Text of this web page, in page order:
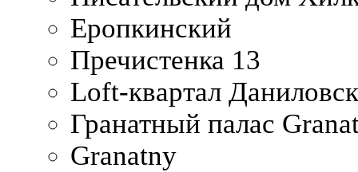
Еропкинский
Пречистенка 13
Loft-квартал
Гранатный палас
Granatny